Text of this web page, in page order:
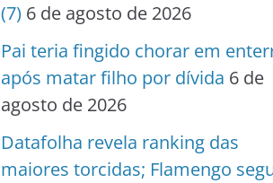
(7) 6 de agosto de 2026
Pai teria fingido chorar em
após matar filho por dívida 6 de
agosto de 2026
Datafolha revela ranking das
maiores torcidas; Flamengo